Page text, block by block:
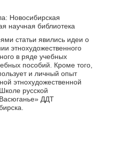
Новосибирская
научная библиотека
статьи явились идеи о
этнохудожественного
в ряде учебных
пособий. Кроме того,
и личный опыт
этнохудожественной
русской
ДДТ